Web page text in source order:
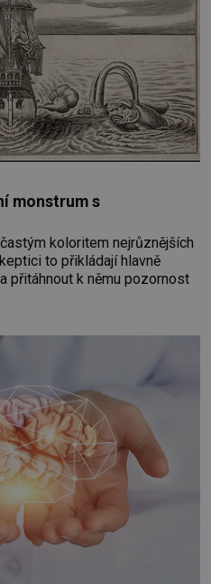
monstrum s
koloritem nejrůznějších
to přikládají hlavně
přitáhnout k němu pozornost